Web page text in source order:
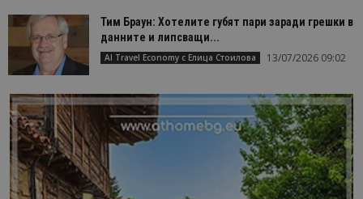
Тим Браун: Хотелите губят пари заради грешки в
данните и липсващи...
AI Travel Economy с Елица Стоилова 13/07/2026 09:02